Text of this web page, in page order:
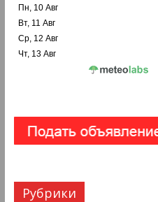
Пн, 10 Авг
Вт, 11 Авг
Ср, 12 Авг
Чт, 13 Авг
Рубрики